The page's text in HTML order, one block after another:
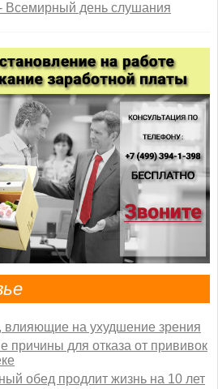
Всемирный день слушания
влияющие на ухудшение зрения
причины для отказа от прививок
обед продлит жизнь на 10 лет